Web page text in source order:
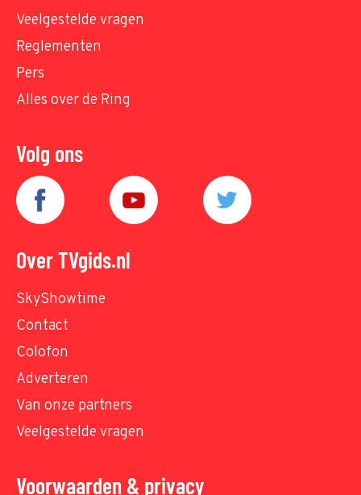
Veelgestelde vragen
Reglementen
Pers
Alles over de Ring
Volg ons
Over TVgids.nl
SkyShowtime
Contact
Colofon
Adverteren
Van onze partners
Veelgestelde vragen
Voorwaarden & privacy